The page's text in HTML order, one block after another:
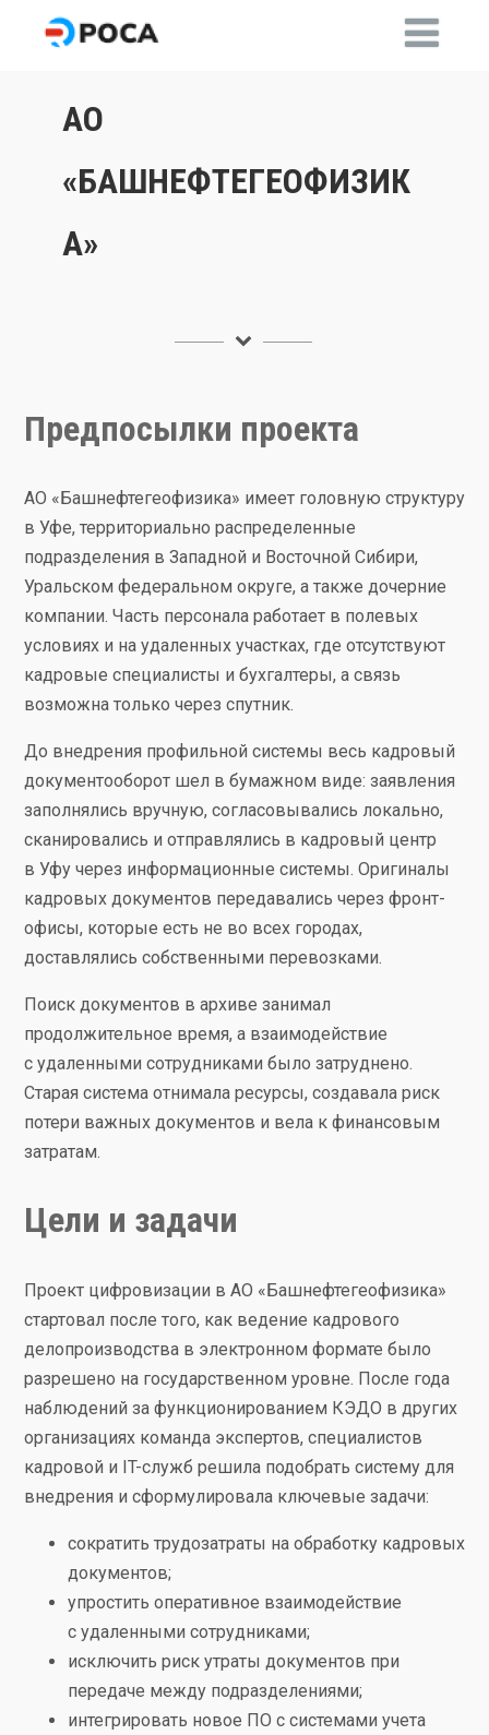
АО
«БАШНЕФТЕГЕОФИЗИК
А»
Предпосылки проекта
АО «Башнефтегеофизика» имеет головную структуру
в Уфе, территориально распределенные
подразделения в Западной и Восточной Сибири,
Уральском федеральном округе, а также дочерние
компании. Часть персонала работает в полевых
условиях и на удаленных участках, где отсутствуют
кадровые специалисты и бухгалтеры, а связь
возможна только через спутник.
До внедрения профильной системы весь кадровый
документооборот шел в бумажном виде: заявления
заполнялись вручную, согласовывались локально,
сканировались и отправлялись в кадровый центр
в Уфу через информационные системы. Оригиналы
кадровых документов передавались через фронт-
офисы, которые есть не во всех городах,
доставлялись собственными перевозками.
Поиск документов в архиве занимал
продолжительное время, а взаимодействие
с удаленными сотрудниками было затруднено.
Старая система отнимала ресурсы, создавала риск
потери важных документов и вела к финансовым
затратам.
Цели и задачи
Проект цифровизации в АО «Башнефтегеофизика»
стартовал после того, как ведение кадрового
делопроизводства в электронном формате было
разрешено на государственном уровне. После года
наблюдений за функционированием КЭДО в других
организациях команда экспертов, специалистов
кадровой и IT-служб решила подобрать систему для
внедрения и сформулировала ключевые задачи:
сократить трудозатраты на обработку кадровых
документов;
упростить оперативное взаимодействие
с удаленными сотрудниками;
исключить риск утраты документов при
передаче между подразделениями;
интегрировать новое ПО с системами учета